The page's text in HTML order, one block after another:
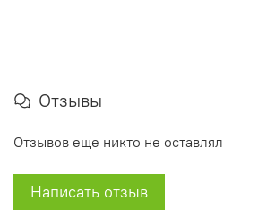
Отзывы
Отзывов еще никто не оставлял
Написать отзыв